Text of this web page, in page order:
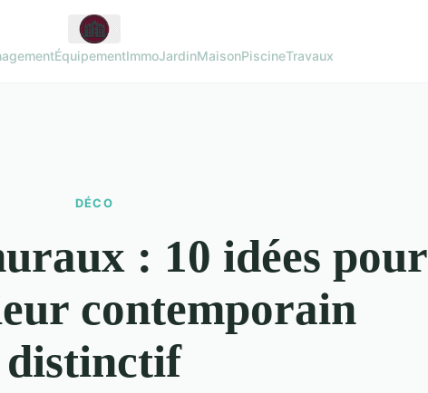
ÉquipementImmoJardinMaisonPiscineTravaux
DÉCO
: 10 idées pour
contemporain
distinctif